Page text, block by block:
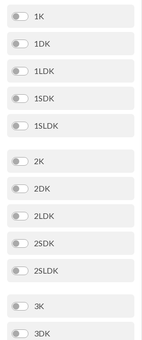
1K
1DK
1LDK
1SDK
1SLDK
2K
2DK
2LDK
2SDK
2SLDK
3K
3DK